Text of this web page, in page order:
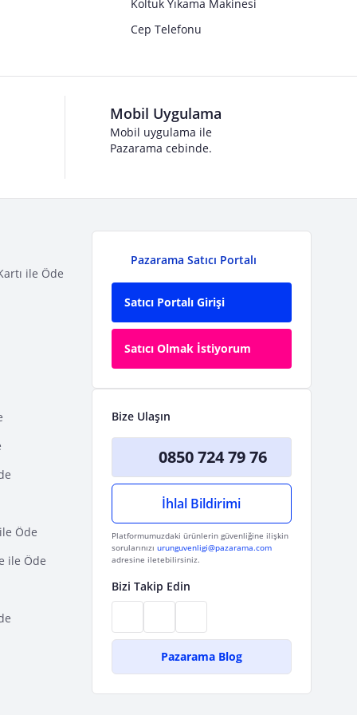
Koltuk Yıkama Makinesi
Cep Telefonu
Mobil Uygulama
Mobil uygulama ile
Pazarama cebinde.
ile Öde
Öde
ile Öde
Pazarama Satıcı Portalı
Satıcı Portalı Girişi
Satıcı Olmak İstiyorum
Bize Ulaşın
0850 724 79 76
İhlal Bildirimi
Platformumuzdaki ürünlerin güvenliğine ilişkin
sorularınızı urunguvenligi@pazarama.com
adresine iletebilirsiniz.
Bizi Takip Edin
Pazarama Blog